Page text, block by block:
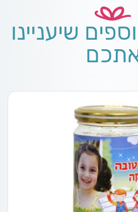
שיעניינו